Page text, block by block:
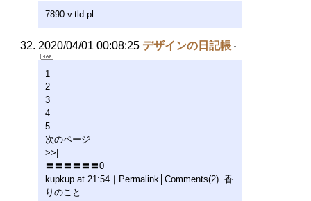
7890.v.tld.pl
2020/04/01 00:08:25 デザインの日記帳
1
2
3
4
5...
次のページ
>>|
〓〓〓〓〓〓0
kupkup at 21:54｜Permalink│Comments(2)│香
りのこと